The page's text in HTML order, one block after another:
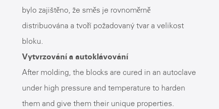
bylo zajištěno, že směs je rovnoměrně
distribuována a tvoří požadovaný tvar a velikost
bloku.
Vytvrzování a autoklávování
After molding, the blocks are cured in an autoclave
under high pressure and temperature to harden
them and give them their unique properties.